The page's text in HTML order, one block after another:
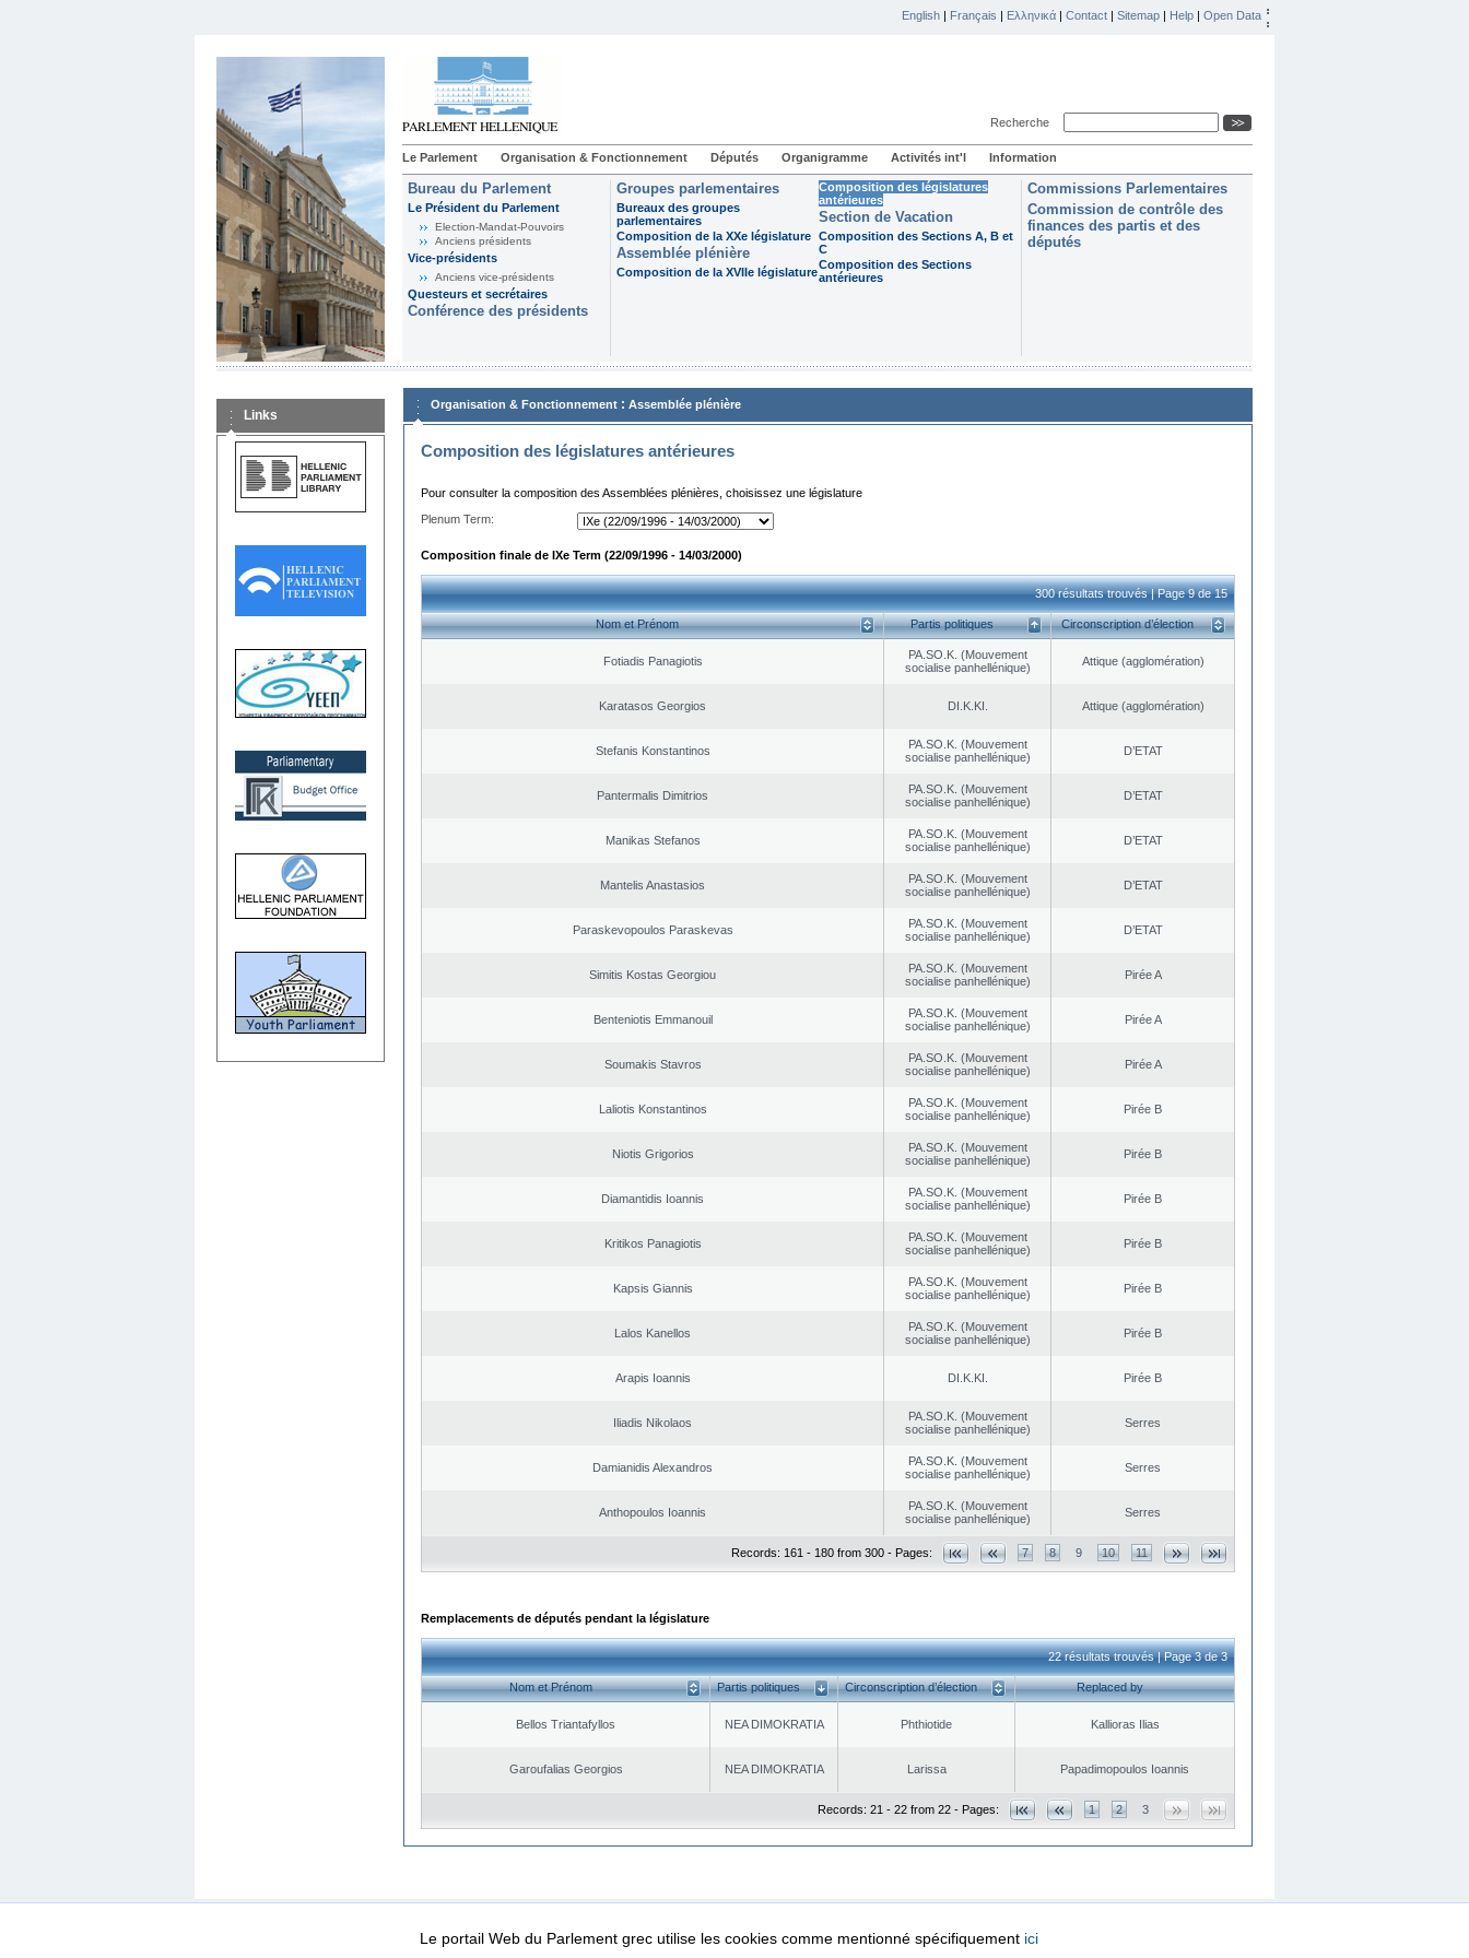
English | Français | Ελληνικά | Contact | Sitemap | Help | Open Data
Recherche
Le Parlement Organisation & Fonctionnement Députés Organigramme Activités int'l Information
Bureau du Parlement
Le Président du Parlement
Election-Mandat-Pouvoirs
Anciens présidents
Vice-présidents
Anciens vice-présidents
Questeurs et secrétaires
Conférence des présidents
Groupes parlementaires
Bureaux des groupes
parlementaires
Composition de la XXe législature
Assemblée plénière
Composition de la XVIIe législature
Composition des législatures
antérieures
Section de Vacation
Composition des Sections A, B et
C
Composition des Sections
antérieures
Commissions Parlementaires
Commission de contrôle des
finances des partis et des
députés
Links
Organisation & Fonctionnement : Assemblée plénière
Composition des législatures antérieures
Pour consulter la composition des Assemblées plénières, choisissez une législature
Plenum Term:
Composition finale de IXe Term (22/09/1996 - 14/03/2000)
300 résultats trouvés | Page 9 de 15
Nom et Prénom Partis politiques Circonscription d’élection
Fotiadis Panagiotis
PA.SO.K. (Mouvement
socialise panhellénique)
Αttique (agglomération)
Karatasos Georgios DI.K.KI. Αttique (agglomération)
Stefanis Konstantinos
PA.SO.K. (Mouvement
socialise panhellénique)
D’ETAT
Pantermalis Dimitrios
PA.SO.K. (Mouvement
socialise panhellénique)
D’ETAT
Manikas Stefanos
PA.SO.K. (Mouvement
socialise panhellénique)
D’ETAT
Mantelis Anastasios
PA.SO.K. (Mouvement
socialise panhellénique)
D’ETAT
Paraskevopoulos Paraskevas
PA.SO.K. (Mouvement
socialise panhellénique)
D’ETAT
Simitis Kostas Georgiou
PA.SO.K. (Mouvement
socialise panhellénique)
Pirée A
Benteniotis Emmanouil
PA.SO.K. (Mouvement
socialise panhellénique)
Pirée A
Soumakis Stavros
PA.SO.K. (Mouvement
socialise panhellénique)
Pirée A
Laliotis Konstantinos
PA.SO.K. (Mouvement
socialise panhellénique)
Pirée B
Niotis Grigorios
PA.SO.K. (Mouvement
socialise panhellénique)
Pirée B
Diamantidis Ioannis
PA.SO.K. (Mouvement
socialise panhellénique)
Pirée B
Kritikos Panagiotis
PA.SO.K. (Mouvement
socialise panhellénique)
Pirée B
Kapsis Giannis
PA.SO.K. (Mouvement
socialise panhellénique)
Pirée B
Lalos Kanellos
PA.SO.K. (Mouvement
socialise panhellénique)
Pirée B
Arapis Ioannis DI.K.KI. Pirée B
Iliadis Nikolaos
PA.SO.K. (Mouvement
socialise panhellénique)
Serres
Damianidis Alexandros
PA.SO.K. (Mouvement
socialise panhellénique)
Serres
Anthopoulos Ioannis
PA.SO.K. (Mouvement
socialise panhellénique)
Serres
Records: 161 - 180 from 300 - Pages: 7 8 9 10 11
Remplacements de députés pendant la législature
22 résultats trouvés | Page 3 de 3
Nom et Prénom Partis politiques Circonscription d’élection Replaced by
Bellos Triantafyllos NEA DΙMOKRATIA Phthiotide Kallioras Ilias
Garoufalias Georgios NEA DΙMOKRATIA Larissa Papadimopoulos Ioannis
Records: 21 - 22 from 22 - Pages: 1 2 3
Conditions d’utilisation Data Protection Security & Access
Le portail Web du Parlement grec utilise les cookies comme mentionné spécifiquement ici